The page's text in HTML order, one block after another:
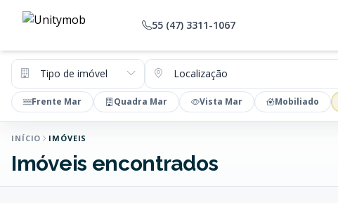
55 (47) 3311-1067
Tipo de imóvel Localização
Frente Mar Quadra Mar Vista Mar Mobiliado
INÍCIO IMÓVEIS
Imóveis encontrados